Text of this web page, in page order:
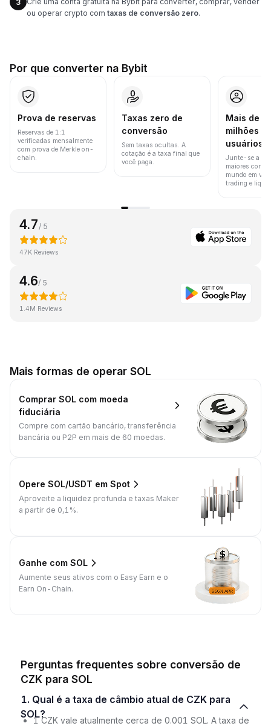
3
ou operar crypto com taxas de conversão zero.
Por que converter na Bybit
Prova de reservas
Reservas de 1:1
verificadas mensalmente
com prova de Merkle on-
chain.
Taxas zero de
conversão
Sem taxas ocultas. A
cotação é a taxa final que
você paga.
Mais de
milhões
usuários
Junte-se a
maiores
mundo em
trading e
4.7 / 5
47K Reviews
4.6/ 5
1.4M Reviews
Mais formas de operar SOL
Comprar SOL com moeda
fiduciária
Compre com cartão bancário, transferência
bancária ou P2P em mais de 60 moedas.
Opere SOL/USDT em Spot
Aproveite a liquidez profunda e taxas Maker
a partir de 0,1%.
Ganhe com SOL
Aumente seus ativos com o Easy Earn e o
Earn On-Chain.
Perguntas frequentes sobre conversão de
CZK para SOL
1. Qual é a taxa de câmbio atual de CZK para
SOL?
1 CZK vale atualmente cerca de 0.001 SOL. A taxa de